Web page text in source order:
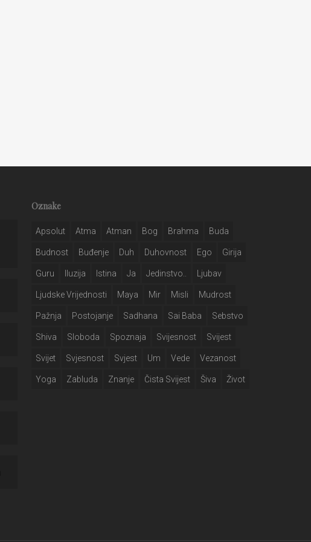
Oznake
Apsolut Atma Atman Bog Brahma Buda
Budnost Buđenje Duh Duhovnost Ego Girija
Guru Iluzija Istina Ja Jedinstvo.. Ljubav
Ljudske Vrijednosti Maya Mir Misli Mudrost
Pažnja Postojanje Sadhana Sai Baba Sebstvo
Shiva Sloboda Spoznaja Svijesnost Svijest
Svijet Svjesnost Svjest Um Vede Vezanost
Yoga Zabluda Znanje Čista Svijest Šiva Život